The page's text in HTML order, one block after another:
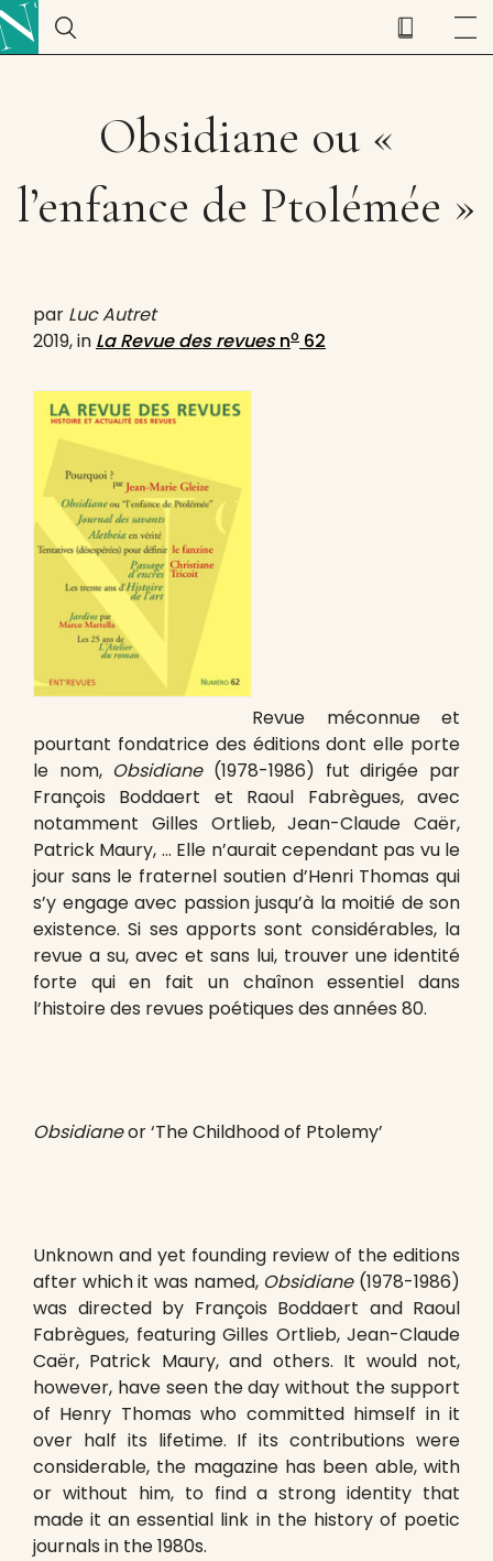
Obsidiane ou «
l’enfance de Ptolémée »
par Luc Autret
2019, in La Revue des revuesno 62
Revue méconnue et
pourtant fondatrice des éditions dont elle porte
le nom, Obsidiane(1978-1986) fut dirigée par
François Boddaert et Raoul Fabrègues, avec
notamment Gilles Ortlieb, Jean-Claude Caër,
Patrick Maury, … Elle n’aurait cependant pas vu le
jour sans le fraternel soutien d’Henri Thomas qui
s’y engage avec passion jusqu’à la moitié de son
existence. Si ses apports sont considérables, la
revue a su, avec et sans lui, trouver une identité
forte qui en fait un chaînon essentiel dans
l’histoire des revues poétiques des années 80.
Obsidianeor ‘The Childhood of Ptolemy’
Unknown and yet founding review of the editions
after which it was named, Obsidiane(1978-1986)
was directed by François Boddaert and Raoul
Fabrègues, featuring Gilles Ortlieb, Jean-Claude
Caër, Patrick Maury, and others. It would not,
however, have seen the day without the support
of Henry Thomas who committed himself in it
over half its lifetime. If its contributions were
considerable, the magazine has been able, with
or without him, to find a strong identity that
made it an essential link in the history of poetic
journals in the 1980s.